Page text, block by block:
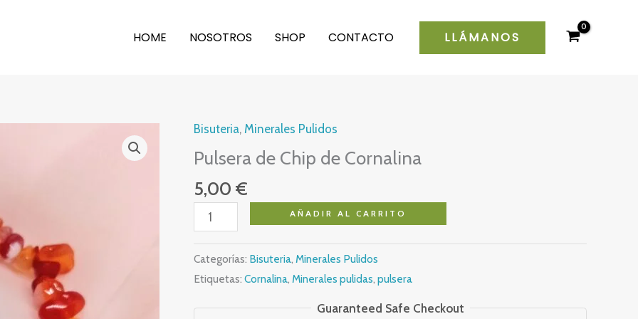
HOME NOSOTROS SHOP CONTACTO LLÁMANOS
Bisuteria, Minerales Pulidos
Pulsera de Chip de Cornalina
5,00 €
Pulsera
de
Chip
de
cantidad
AÑADIR AL CARRITO
Categorías: Bisuteria, Minerales Pulidos
Etiquetas: Cornalina, Minerales pulidas, pulsera
Guaranteed Safe Checkout